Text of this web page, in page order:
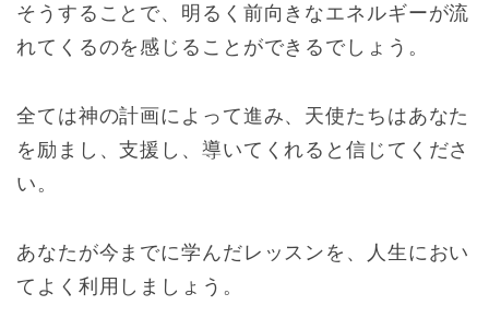
そうすることで、明るく前向きなエネルギーが流
れてくるのを感じることができるでしょう。
全ては神の計画によって進み、天使たちはあなた
を励まし、支援し、導いてくれると信じてくださ
い。
あなたが今までに学んだレッスンを、人生におい
てよく利用しましょう。